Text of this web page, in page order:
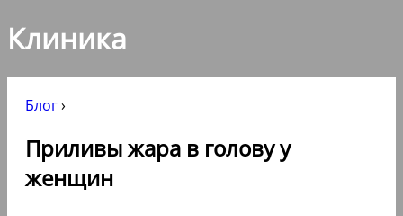
Клиника
Блог›
Приливы жара в голову у
женщин